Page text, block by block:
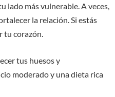
lado más vulnerable. A veces,
la relación. Si estás
tu corazón.
tus huesos y
moderado y una dieta rica